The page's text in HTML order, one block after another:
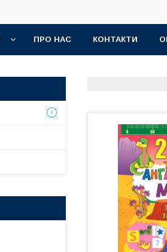
ПРО НАС КОНТАКТИ